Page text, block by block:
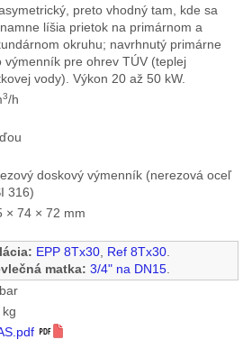
preto vhodný tam, kde sa
líšia prietok na primárnom a
okruhu; navrhnutý primárne
výmenník pre ohrev TÚV (teplej
vody). Výkon 20 až 50 kW.
3/h
doskový výmenník (nerezová oceľ
316)
× 74 × 72 mm
EPP 8Tx30, Ref 8Tx30.
matka: 3/4" na DN15.